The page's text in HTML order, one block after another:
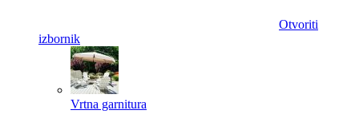
Otvoriti
izbornik
Vrtna garnitura